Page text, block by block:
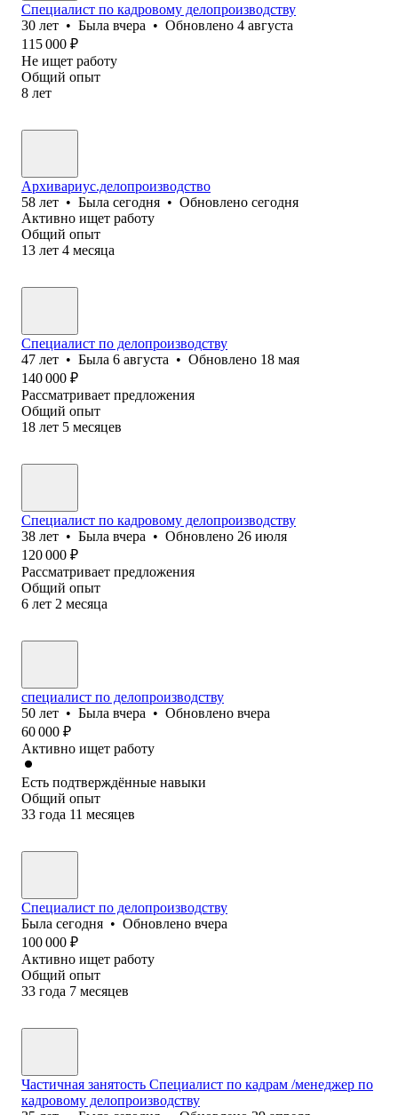
Специалист по кадровому делопроизводству
30 лет • Была вчера • Обновлено 4 августа
115 000 ₽
Не ищет работу
Общий опыт
8 лет
Архивариус.делопроизводство
58 лет • Была сегодня • Обновлено сегодня
Активно ищет работу
Общий опыт
13 лет 4 месяца
Специалист по делопроизводству
47 лет • Была 6 августа • Обновлено 18 мая
140 000 ₽
Рассматривает предложения
Общий опыт
18 лет 5 месяцев
Специалист по кадровому делопроизводству
38 лет • Была вчера • Обновлено 26 июля
120 000 ₽
Рассматривает предложения
Общий опыт
6 лет 2 месяца
специалист по делопроизводству
50 лет • Была вчера • Обновлено вчера
60 000 ₽
Активно ищет работу
Есть подтверждённые навыки
Общий опыт
33 года 11 месяцев
Специалист по делопроизводству
Была сегодня • Обновлено вчера
100 000 ₽
Активно ищет работу
Общий опыт
33 года 7 месяцев
Частичная занятость Специалист по кадрам /менеджер по
кадровому делопроизводству